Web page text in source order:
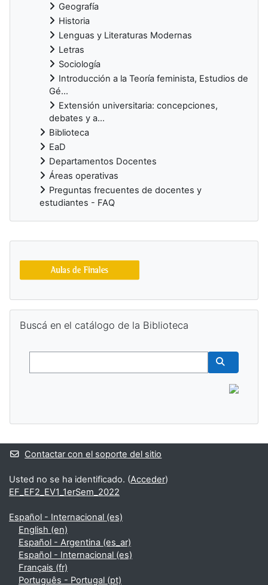
Geografía
Historia
Lenguas y Literaturas Modernas
Letras
Sociología
Introducción a la Teoría feminista, Estudios de
Gé...
Extensión universitaria: concepciones,
debates y a...
Biblioteca
EaD
Departamentos Docentes
Áreas operativas
Preguntas frecuentes de docentes y
estudiantes - FAQ
Bloques suplementarios
Buscá en el catálogo de la Biblioteca
Buscar
Contactar con el soporte del sitio
Usted no se ha identificado. (Acceder)
EF_EF2_EV1_1erSem_2022
Español - Internacional ‎(es)‎
English ‎(en)‎
Español - Argentina ‎(es_ar)‎
Español - Internacional ‎(es)‎
Français ‎(fr)‎
Português - Portugal ‎(pt)‎